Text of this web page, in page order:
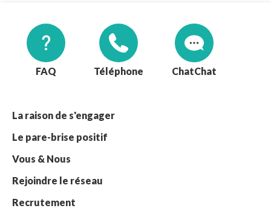
FAQ Téléphone Chat
La raison de s'engager
Le pare-brise positif
Vous & Nous
Rejoindre le réseau
Recrutement